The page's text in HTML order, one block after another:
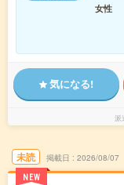
女性
気になる!
派
未読
NEW
掲載日 2026/08/07